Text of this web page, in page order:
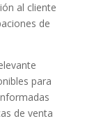
al cliente
de
para
de venta